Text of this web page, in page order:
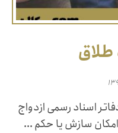
طلاق
اسناد رسمی ازدواج
سازش یا حکم ...